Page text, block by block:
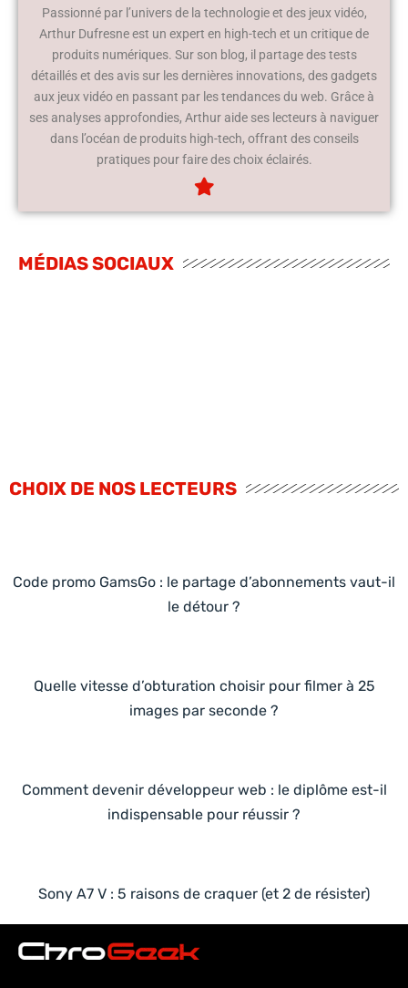
Passionné par l’univers de la technologie et des jeux vidéo,
Arthur Dufresne est un expert en high-tech et un critique de
produits numériques. Sur son blog, il partage des tests
détaillés et des avis sur les dernières innovations, des gadgets
aux jeux vidéo en passant par les tendances du web. Grâce à
ses analyses approfondies, Arthur aide ses lecteurs à naviguer
dans l’océan de produits high-tech, offrant des conseils
pratiques pour faire des choix éclairés.
MÉDIAS SOCIAUX
CHOIX DE NOS LECTEURS
Code promo GamsGo : le partage d’abonnements vaut-il
le détour ?
Quelle vitesse d’obturation choisir pour filmer à 25
images par seconde ?
Comment devenir développeur web : le diplôme est-il
indispensable pour réussir ?
Sony A7 V : 5 raisons de craquer (et 2 de résister)